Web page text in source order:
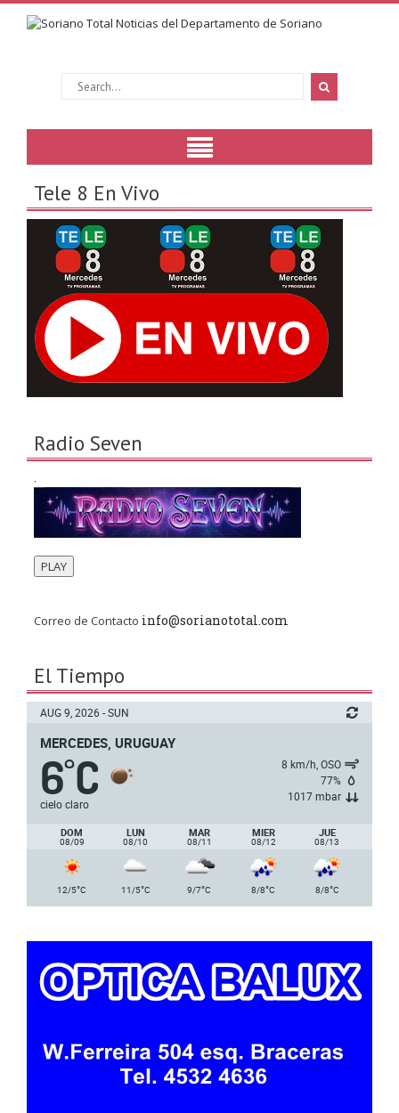
Tele 8 En Vivo
Radio Seven
.
PLAY
Correo de Contacto info@sorianototal.com
El Tiempo
AUG 9, 2026 - SUN
MERCEDES, URUGUAY
6°C
cielo claro
8 km/h, OSO
77%
1017 mbar
DOM
08/09
LUN
08/10
MAR
08/11
MIER
08/12
JUE
08/13
12/5°C 11/5°C 9/7°C 8/8°C 8/8°C